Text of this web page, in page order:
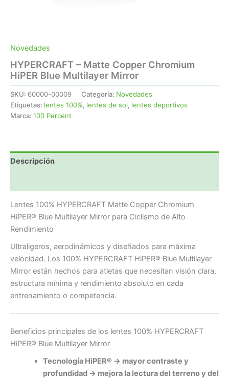
Novedades
HYPERCRAFT – Matte Copper Chromium
HiPER Blue Multilayer Mirror
SKU: 60000-00009 Categoría: Novedades
Etiquetas: lentes 100%, lentes de sol, lentes deportivos
Marca: 100 Percent
Descripción
Lentes 100% HYPERCRAFT Matte Copper Chromium
HiPER® Blue Multilayer Mirror para Ciclismo de Alto
Rendimiento
Ultraligeros, aerodinámicos y diseñados para máxima
velocidad. Los 100% HYPERCRAFT HiPER® Blue Multilayer
Mirror están hechos para atletas que necesitan visión clara,
estructura mínima y rendimiento absoluto en cada
entrenamiento o competencia.
Beneficios principales de los lentes 100% HYPERCRAFT
HiPER® Blue Multilayer Mirror
Tecnología HiPER® → mayor contraste y
profundidad → mejora la lectura del terreno y del